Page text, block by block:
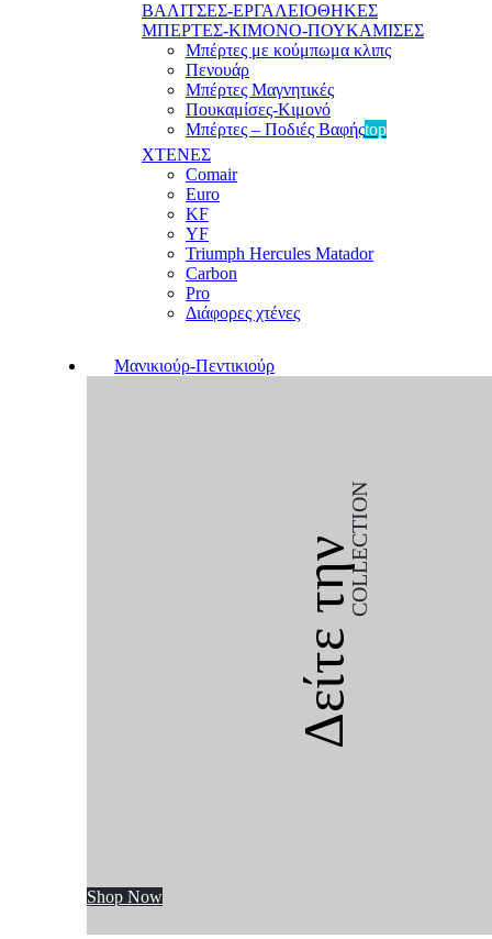
ΒΑΛΙΤΣΕΣ-ΕΡΓΑΛΕΙΟΘΗΚΕΣ
ΜΠΕΡΤΕΣ-ΚΙΜΟΝΟ-ΠΟΥΚΑΜΙΣΕΣ
Μπέρτες με κούμπωμα κλιπς
Πενουάρ
Μπέρτες Μαγνητικές
Πουκαμίσες-Κιμονό
Μπέρτες – Ποδιές Βαφήςtop
ΧΤΕΝΕΣ
Comair
Euro
KF
YF
Triumph Hercules Matador
Carbon
Pro
Διάφορες χτένες
Μανικιούρ-Πεντικιούρ
Δείτε τηνCOLLECTION
Shop Now